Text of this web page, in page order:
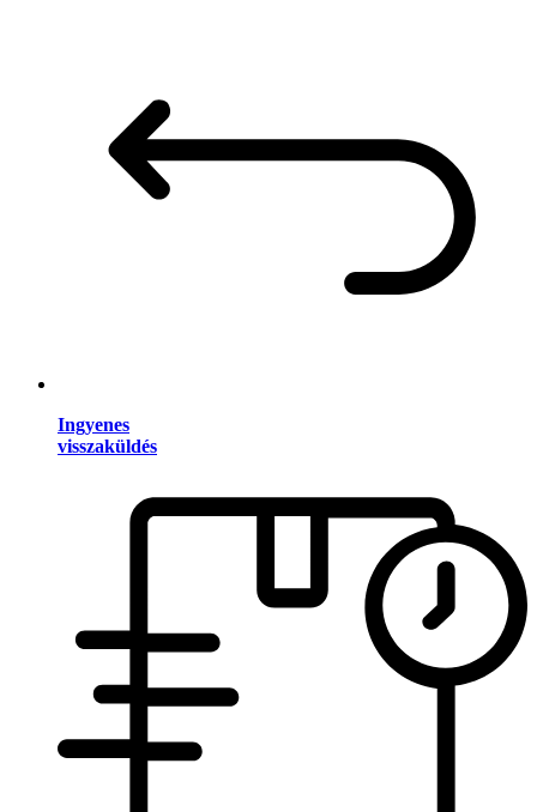
Ingyenes
visszaküldés